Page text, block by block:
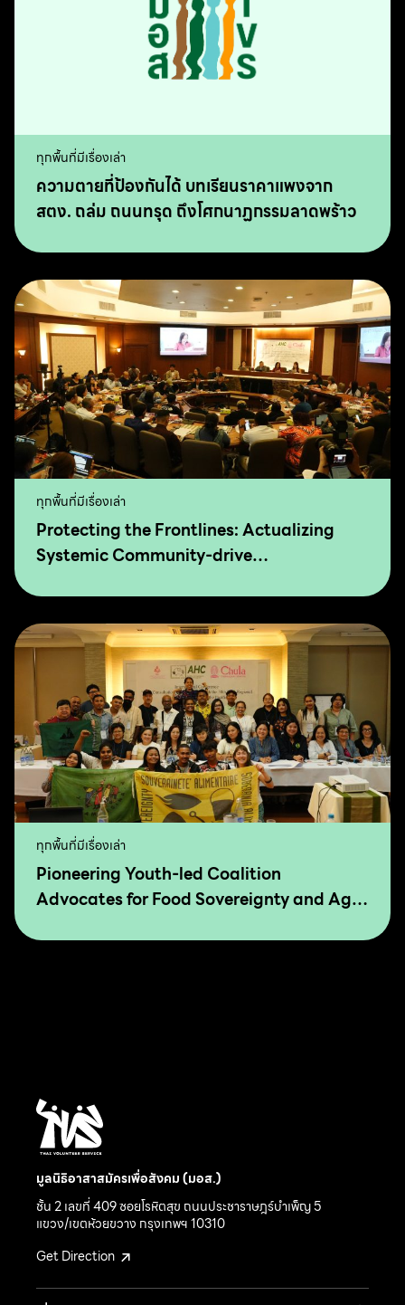
ทุกพื้นที่มีเรื่องเล่า
ความตายที่ป้องกันได้ บทเรียนราคาแพงจาก
สตง. ถล่ม ถนนทรุด ถึงโศกนาฏกรรมลาดพร้าว
ทุกพื้นที่มีเรื่องเล่า
Protecting the Frontlines: Actualizing
Systemic Community-drive
ทุกพื้นที่มีเรื่องเล่า
Pioneering Youth-led Coalition
Advocates for Food Sovereignty and Agro
มูลนิธิอาสาสมัครเพื่อสังคม (มอส.)
ชั้น 2 เลขที่ 409 ซอยโรหิตสุข ถนนประชาราษฎร์บำเพ็ญ 5
แขวง/เขตห้วยขวาง กรุงเทพฯ 10310
Get Direction